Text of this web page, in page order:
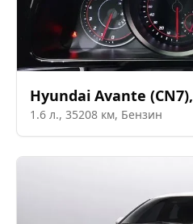
Hyundai Avante (CN7),
1.6 л., 35208 км, Бензин